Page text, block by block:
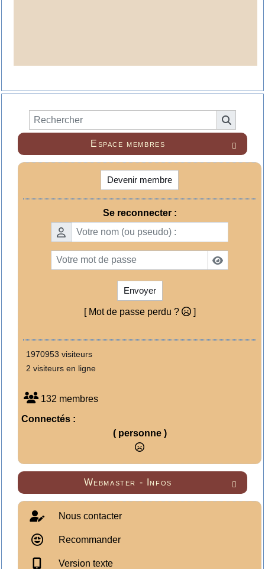

Espace membres
Devenir membre
Se reconnecter :
Envoyer
[ Mot de passe perdu ? ]
1970953 visiteurs
2 visiteurs en ligne
132 membres
Connectés :
( personne )

Webmaster - Infos
Nous contacter
Recommander
Version texte